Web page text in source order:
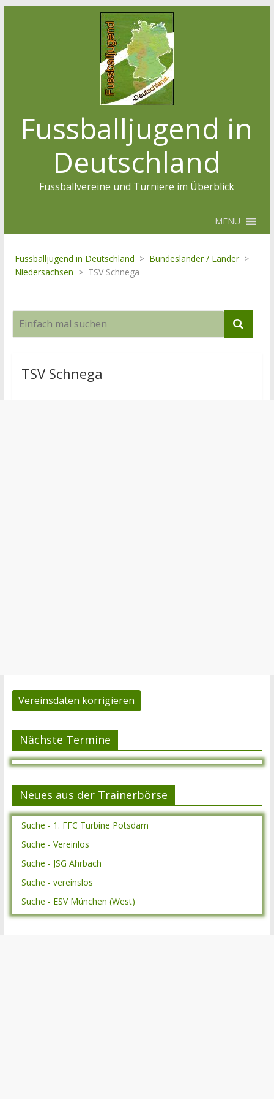
Fussballjugend in
Deutschland
Fussballvereine und Turniere im Überblick
MENU
Fussballjugend in Deutschland > Bundesländer / Länder >
Niedersachsen > TSV Schnega
TSV Schnega
Vereinsdaten korrigieren
Nächste Termine
Neues aus der Trainerbörse
Suche - 1. FFC Turbine Potsdam
Suche - Vereinlos
Suche - JSG Ahrbach
Suche - vereinslos
Suche - ESV München (West)